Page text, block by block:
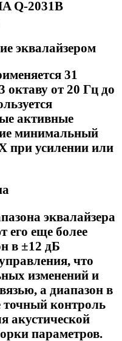
Q-2031B
эквалайзером
31
октаву от 20 Гц до
активные
минимальный
при усилении или
эквалайзера
его еще более
в ±12 дБ
что
изменений и
а диапазон в
точный контроль
акустической
параметров.